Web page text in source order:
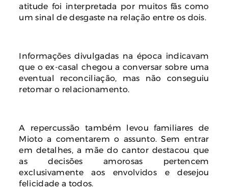
atitude foi interpretada por muitos fãs como
um sinal de desgaste na relação entre os dois.
Informações divulgadas na época indicavam
que o ex-casal chegou a conversar sobre uma
eventual reconciliação, mas não conseguiu
retomar o relacionamento.
A repercussão também levou familiares de
Mioto a comentarem o assunto. Sem entrar
em detalhes, a mãe do cantor destacou que
as decisões amorosas pertencem
exclusivamente aos envolvidos e desejou
felicidade a todos.